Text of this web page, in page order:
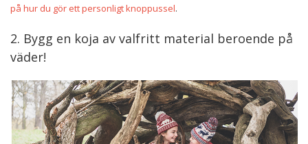
på hur du gör ett personligt knoppussel.
2. Bygg en koja av valfritt material beroende på
väder!